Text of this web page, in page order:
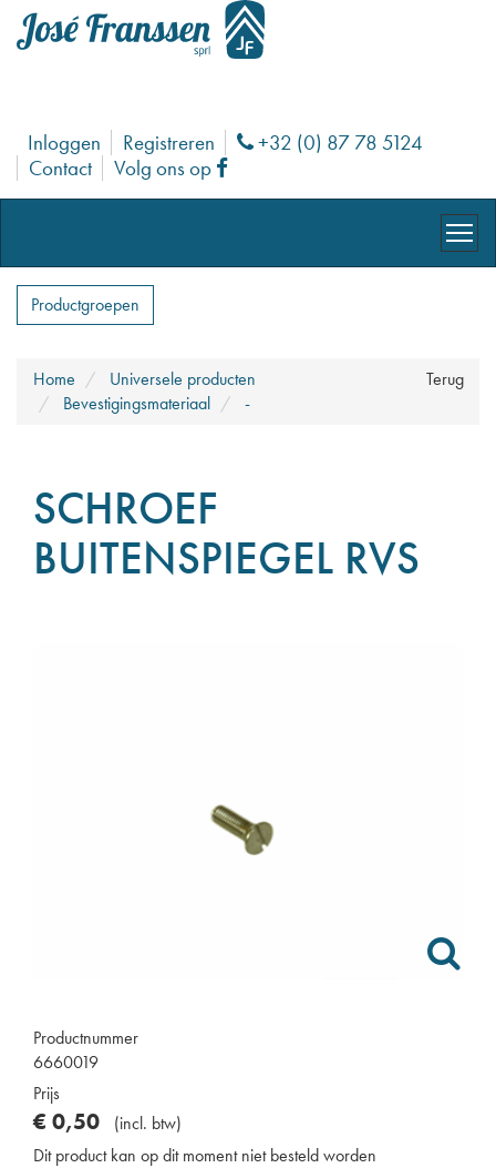
Inloggen Registreren Phone
+32 (0) 87 78 5124
Contact
Volg ons op Facebook
Productgroepen
Terug
Home
Universele producten
Bevestigingsmateriaal
-
SCHROEF
BUITENSPIEGEL RVS
Productnummer
6660019
Prijs
€ 0,50 (incl. btw)
Dit product kan op dit moment niet besteld worden